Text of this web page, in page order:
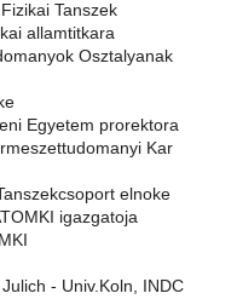
Tanszek
allamtitkara
Osztalyanak
Egyetem prorektora
Kar
elnoke
igazgatoja
- Univ.Koln, INDC